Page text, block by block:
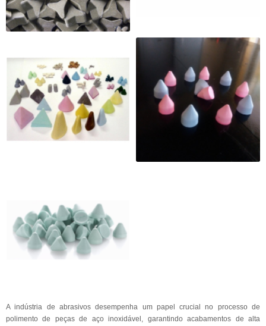
A indústria de abrasivos desempenha um papel crucial no processo de
polimento de peças de aço inoxidável, garantindo acabamentos de alta